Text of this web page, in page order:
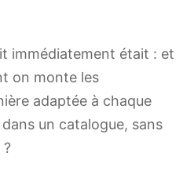
immédiatement était : et
on monte les
adaptée à chaque
un catalogue, sans